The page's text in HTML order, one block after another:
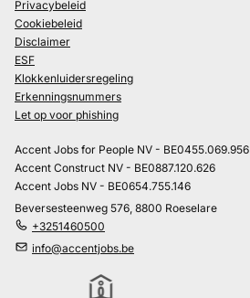
Privacybeleid
Cookiebeleid
Disclaimer
ESF
Klokkenluidersregeling
Erkenningsnummers
Let op voor phishing
Accent Jobs for People NV - BE0455.069.956
Accent Construct NV - BE0887.120.626
Accent Jobs NV - BE0654.755.146
Beversesteenweg 576, 8800 Roeselare
+3251460500
info@accentjobs.be